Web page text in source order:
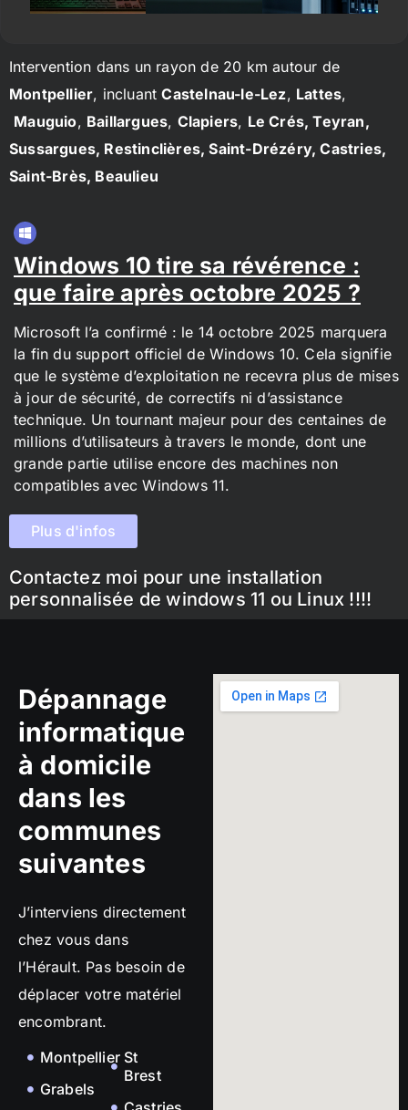
Intervention dans un rayon de 20 km autour de
Montpellier, incluantCastelnau-le-Lez, Lattes,
Mauguio, Baillargues, Clapiers, Le Crés, Teyran,
Sussargues, Restinclières, Saint-Drézéry, Castries,
Saint-Brès, Beaulieu
Windows 10 tire sa révérence :
que faire après octobre 2025 ?
Microsoft l’a confirmé : le 14 octobre 2025 marquera
la fin du support officiel de Windows 10. Cela signifie
que le système d’exploitation ne recevra plus de mises
à jour de sécurité, de correctifs ni d’assistance
technique. Un tournant majeur pour des centaines de
millions d’utilisateurs à travers le monde, dont une
grande partie utilise encore des machines non
compatibles avec Windows 11.
Plus d'infos
Contactez moi pour une installation
personnalisée de windows 11 ou Linux !!!!
Dépannage
informatique
à domicile
dans les
communes
suivantes
J’interviens directement
chez vous dans
l’Hérault. Pas besoin de
déplacer votre matériel
encombrant.
Montpellier
Grabels
St
Brest